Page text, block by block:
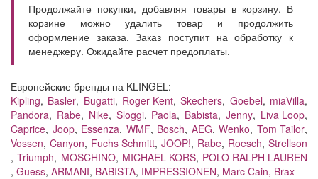
Продолжайте покупки, добавляя товары в корзину. В
корзине можно удалить товар и продолжить
оформление заказа. Заказ поступит на обработку к
менеджеру. Ожидайте расчет предоплаты.
Европейские бренды на KLINGEL:
Kipling, Basler, Bugatti, Roger Kent,Skechers, Goebel, miaVilla,
Pandora, Rabe, Nike, Sloggi, Paola, Babista,Jenny, Liva Loop,
Caprice, Joop, Essenza, WMF, Bosch, AEG,Wenko,Tom Tailor,
Vossen, Canyon, Fuchs Schmitt, JOOP!, Rabe, Roesch, Strellson
,Triumph, MOSCHINO, MICHAEL KORS, POLO RALPH LAUREN
, Guess, ARMANI, BABISTA, IMPRESSIONEN, Marc Cain, Brax